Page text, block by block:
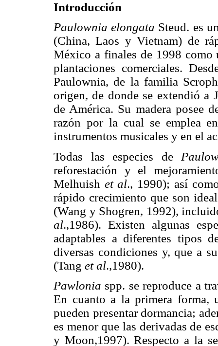
Introducción
Paulownia elongata Steud. es
(China, Laos y Vietnam) de
México a finales de 1998 como
plantaciones comerciales.
Paulownia, de la familia
origen, de donde se extendió a
de América. Su madera posee
razón por la cual se emplea
instrumentos musicales y en el
Todas las especies de
reforestación y el
Melhuish et al., 1990); así
rápido crecimiento que son
(Wang y Shogren, 1992),
al.,1986). Existen algunas
adaptables a diferentes tipos
diversas condiciones y, que a
(Tang et al.,1980).
Pawlonia spp. se reproduce a
En cuanto a la primera forma,
pueden presentar dormancia;
es menor que las derivadas de
y Moon,1997). Respecto a la